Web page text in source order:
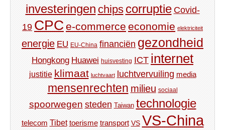
investeringen chips corruptie Covid-
19 CPC e-commerce economie elektriciteit
energie EU EU-China financiën gezondheid
Hongkong Huawei huisvesting ICT internet
justitie klimaat luchtvaart luchtvervuiling media
mensenrechten milieu sociaal
spoorwegen steden Taiwan technologie
telecom Tibet toerisme transport VS VS-China